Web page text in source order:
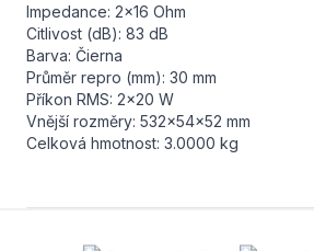
Impedance: 2x16 Ohm
Citlivost (dB): 83 dB
Barva: Čierna
Průměr repro (mm): 30 mm
Příkon RMS: 2x20 W
Vnější rozměry: 532x54x52 mm
Celková hmotnost: 3.0000 kg